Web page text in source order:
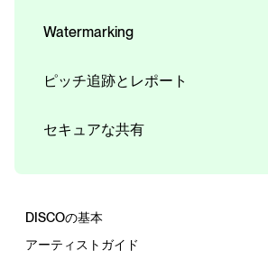
Watermarking
ピッチ追跡とレポート
セキュアな共有
DISCOの基本
アーティストガイド